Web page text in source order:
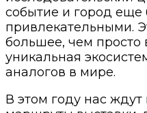
событие и город еще
привлекательными.
большее, чем просто
уникальная
аналогов в мире.
В этом году нас